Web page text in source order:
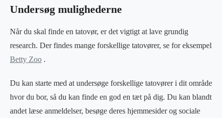
Undersøg mulighederne
Når du skal finde en tatovør, er det vigtigt at lave grundig
research. Der findes mange forskellige tatovører, se for eksempel
Betty Zoo .
Du kan starte med at undersøge forskellige tatovører i dit område
hvor du bor, så du kan finde en god en tæt på dig. Du kan blandt
andet læse anmeldelser, besøge deres hjemmesider og sociale